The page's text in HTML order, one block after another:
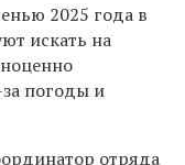
2025 года в
искать на
погоды и
отряда